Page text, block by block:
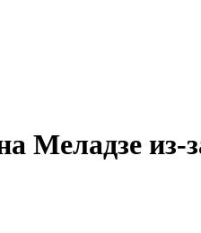
Меладзе